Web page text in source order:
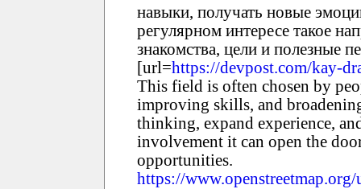
навыки, получать новые
регулярном интересе такое
знакомства, цели и полезные
[url=https://devpost.com/kay-
This field is often chosen by
improving skills, and
thinking, expand experience,
involvement it can open the
opportunities.
https://